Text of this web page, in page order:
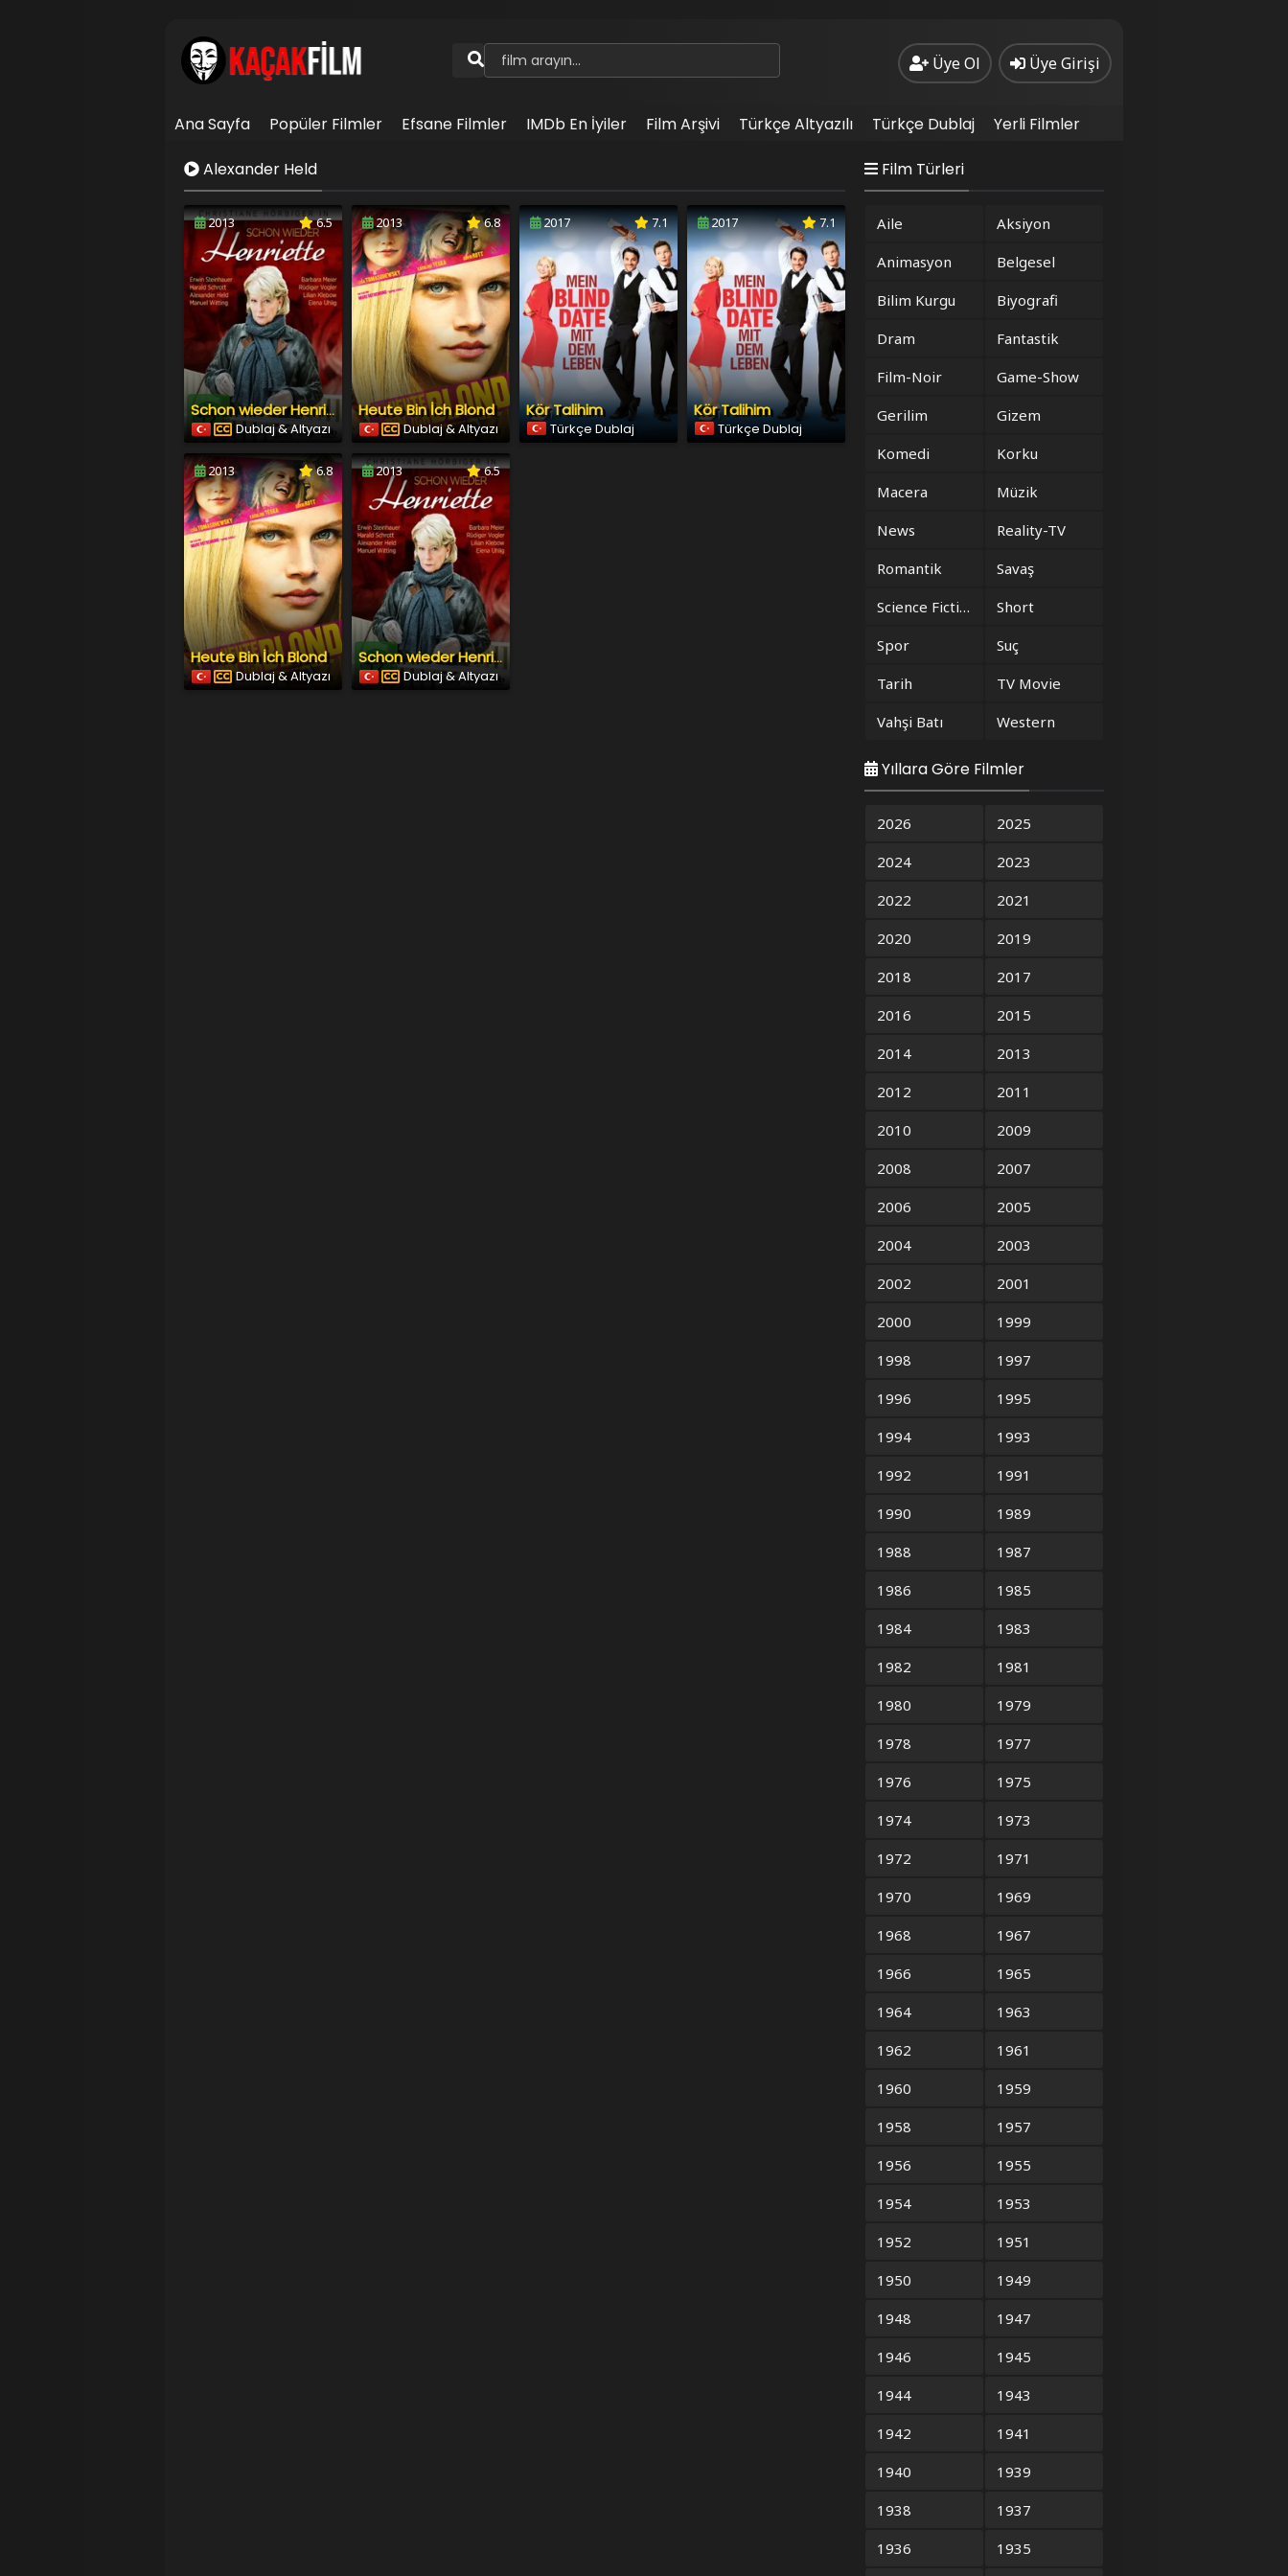
Üye Ol Üye Girişi
Ana Sayfa Popüler Filmler Efsane Filmler IMDb En İyiler Film Arşivi Türkçe Altyazılı Türkçe Dublaj
Yerli Filmler
İletişimAlexander Held
2013 6.5
Schon wieder Henriette
Dublaj & Altyazı
2013 6.8
Heute Bin İch Blond
Dublaj & Altyazı
2017 7.1
Kör Talihim
Türkçe Dublaj
2017 7.1
Kör Talihim
Türkçe Dublaj
2013 6.8
Heute Bin İch Blond
Dublaj & Altyazı
2013 6.5
Schon wieder Henriette
Dublaj & Altyazı
Film Türleri
Aile
Aksiyon
Animasyon
Belgesel
Bilim Kurgu
Biyografi
Dram
Fantastik
Film-Noir
Game-Show
Gerilim
Gizem
Komedi
Korku
Macera
Müzik
News
Reality-TV
Romantik
Savaş
Science Fiction
Short
Spor
Suç
Tarih
TV Movie
Vahşi Batı
Western
Yıllara Göre Filmler
2026
2025
2024
2023
2022
2021
2020
2019
2018
2017
2016
2015
2014
2013
2012
2011
2010
2009
2008
2007
2006
2005
2004
2003
2002
2001
2000
1999
1998
1997
1996
1995
1994
1993
1992
1991
1990
1989
1988
1987
1986
1985
1984
1983
1982
1981
1980
1979
1978
1977
1976
1975
1974
1973
1972
1971
1970
1969
1968
1967
1966
1965
1964
1963
1962
1961
1960
1959
1958
1957
1956
1955
1954
1953
1952
1951
1950
1949
1948
1947
1946
1945
1944
1943
1942
1941
1940
1939
1938
1937
1936
1935